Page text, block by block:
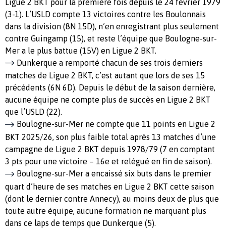
Ligue 2 BKT pour la première fois depuis le 24 février 1979
(3-1). L’USLD compte 13 victoires contre les Boulonnais
dans la division (8N 15D), n’en enregistrant plus seulement
contre Guingamp (15), et reste l’équipe que Boulogne-sur-
Mer a le plus battue (15V) en Ligue 2 BKT.
Dunkerque a remporté chacun de ses trois derniers
matches de Ligue 2 BKT, c’est autant que lors de ses 15
précédents (6N 6D). Depuis le début de la saison dernière,
aucune équipe ne compte plus de succès en Ligue 2 BKT
que l’USLD (22).
Boulogne-sur-Mer ne compte que 11 points en Ligue 2
BKT 2025/26, son plus faible total après 13 matches d’une
campagne de Ligue 2 BKT depuis 1978/79 (7 en comptant
3 pts pour une victoire – 16e et relégué en fin de saison).
Boulogne-sur-Mer a encaissé six buts dans le premier
quart d’heure de ses matches en Ligue 2 BKT cette saison
(dont le dernier contre Annecy), au moins deux de plus que
toute autre équipe, aucune formation ne marquant plus
dans ce laps de temps que Dunkerque (5).